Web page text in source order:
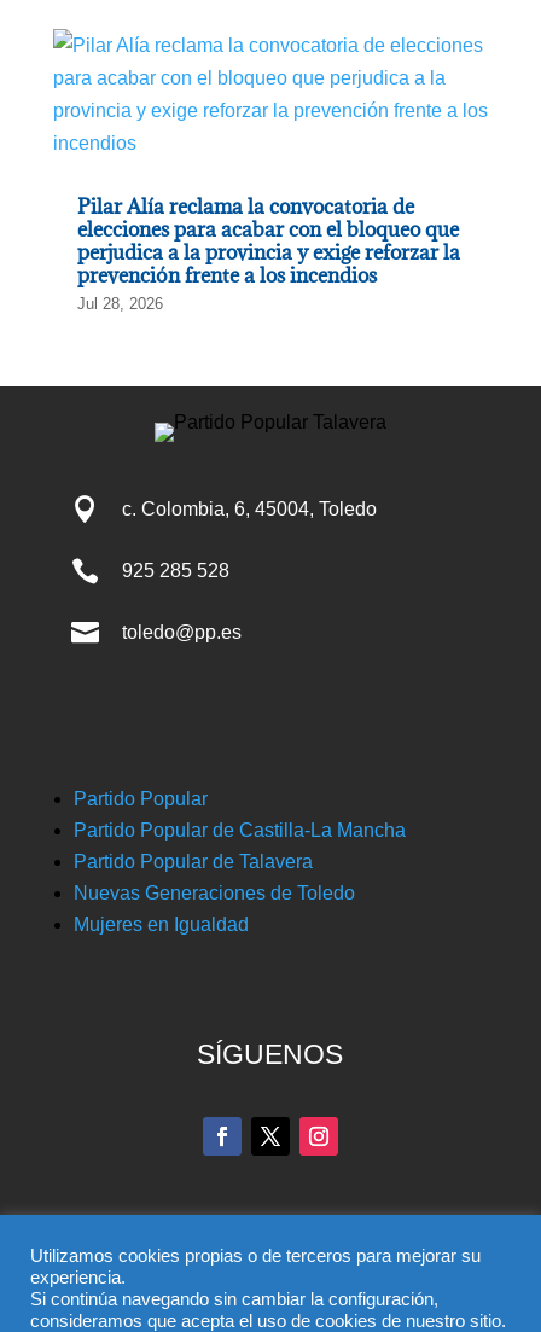
Pilar Alía reclama la convocatoria de
elecciones para acabar con el bloqueo que
perjudica a la provincia y exige reforzar la
prevención frente a los incendios
Jul 28, 2026
 c. Colombia, 6, 45004, Toledo
 925 285 528
 toledo@pp.es
Partido Popular
Partido Popular de Castilla-La Mancha
Partido Popular de Talavera
Nuevas Generaciones de Toledo
Mujeres en Igualdad
SÍGUENOS
© Partido Popular de Toledo – C/ Colombia, 6, 45004,
Utilizamos cookies propias o de terceros para mejorar su
experiencia.
Si continúa navegando sin cambiar la configuración,
consideramos que acepta el uso de cookies de nuestro sitio.